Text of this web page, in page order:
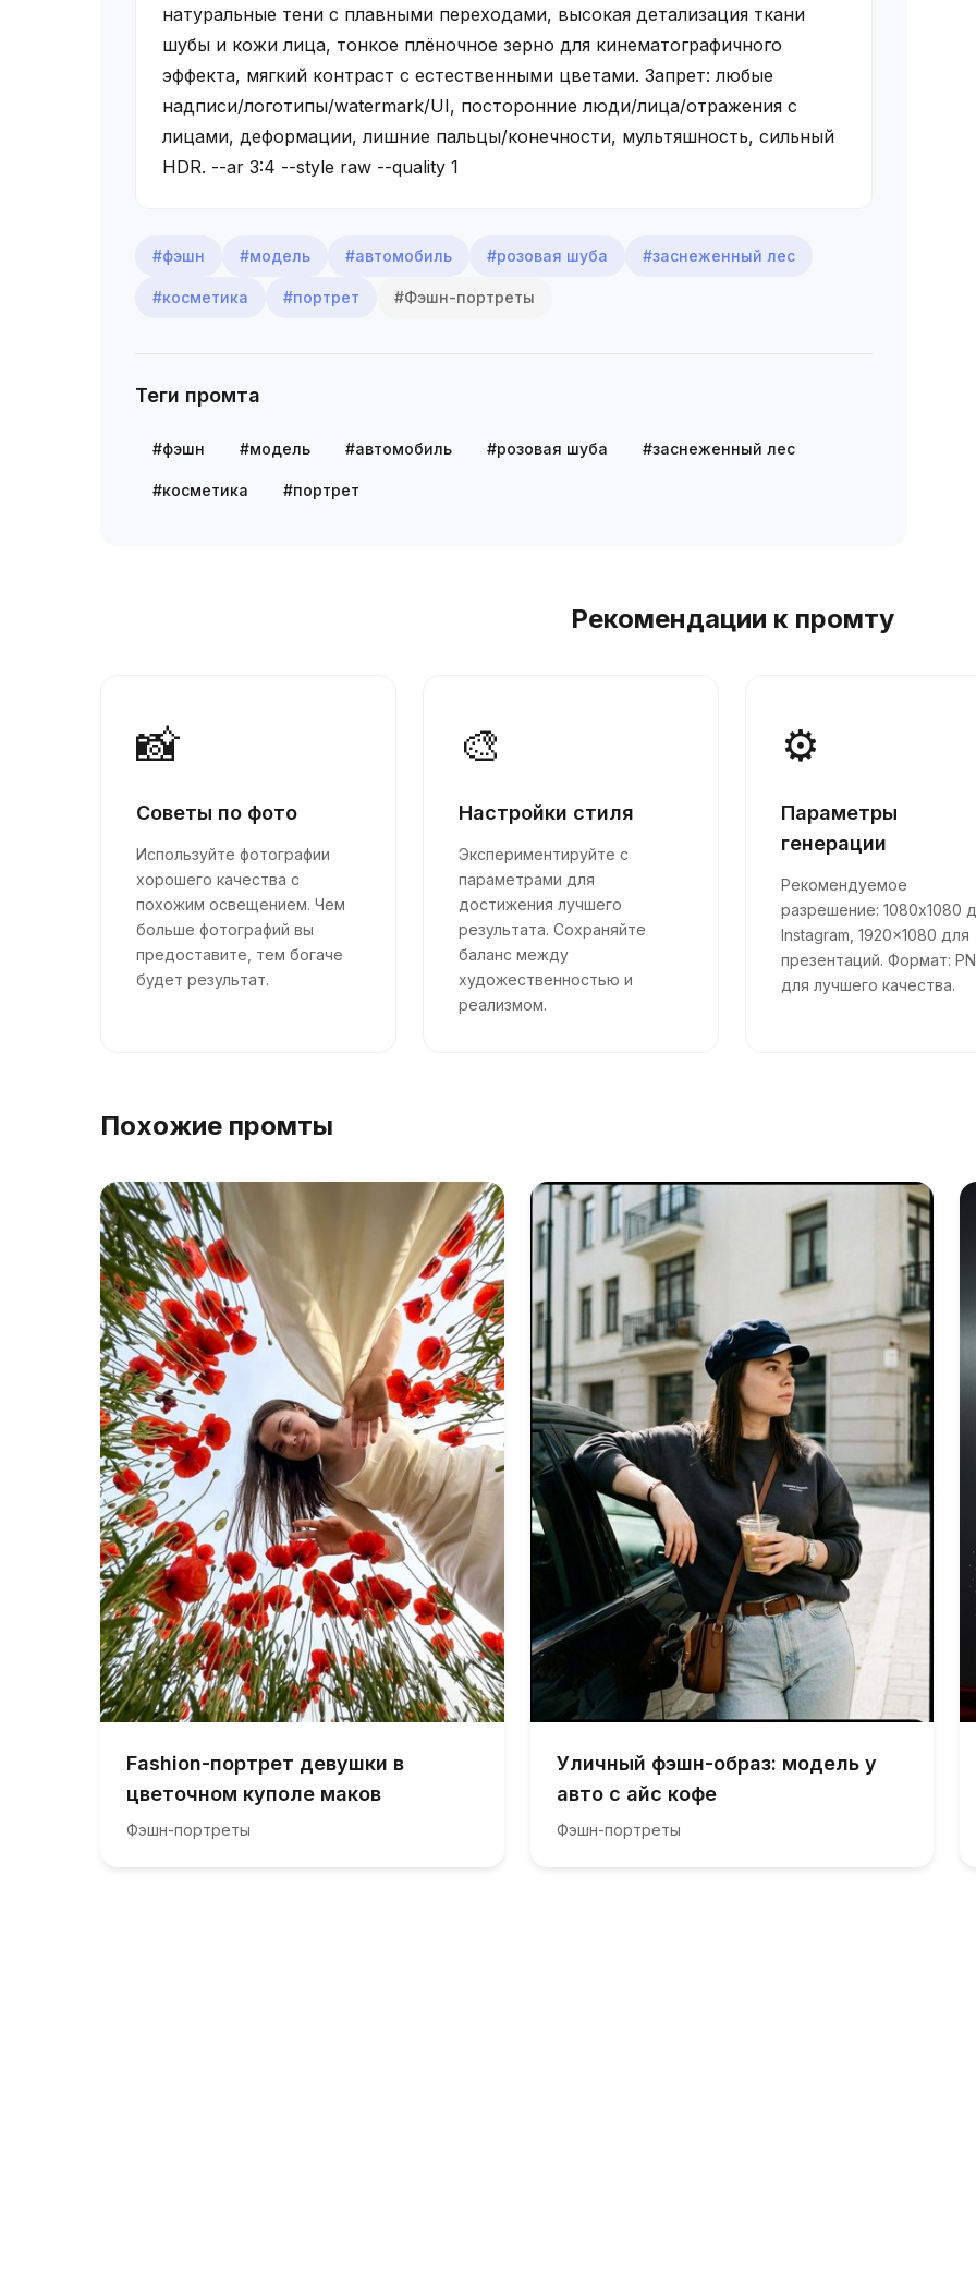
натуральные тени с плавными переходами, высокая детализация ткани
шубы и кожи лица, тонкое плёночное зерно для кинематографичного
эффекта, мягкий контраст с естественными цветами. Запрет: любые
надписи/логотипы/watermark/UI, посторонние люди/лица/отражения с
лицами, деформации, лишние пальцы/конечности, мультяшность, сильный
HDR. --ar 3:4 --style raw --quality 1
#фэшн #модель #автомобиль #розовая шуба #заснеженный лес
#косметика #портрет #Фэшн-портреты
Теги промта
#фэшн #модель #автомобиль #розовая шуба #заснеженный лес
#косметика #портрет
Рекомендации к промту
📸
Советы по фото
Используйте фотографии
хорошего качества с
похожим освещением. Чем
больше фотографий вы
предоставите, тем богаче
будет результат.
🎨
Настройки стиля
Экспериментируйте с
параметрами для
достижения лучшего
результата. Сохраняйте
баланс между
художественностью и
реализмом.
⚙️
Параметры
генерации
Рекомендуемое
разрешение: 1080x1080
Instagram, 1920x1080 для
презентаций. Формат:
для лучшего качества.
Похожие промты
Fashion-портрет девушки в
цветочном куполе маков
Фэшн-портреты
Уличный фэшн-образ: модель у
авто с айс кофе
Фэшн-портреты